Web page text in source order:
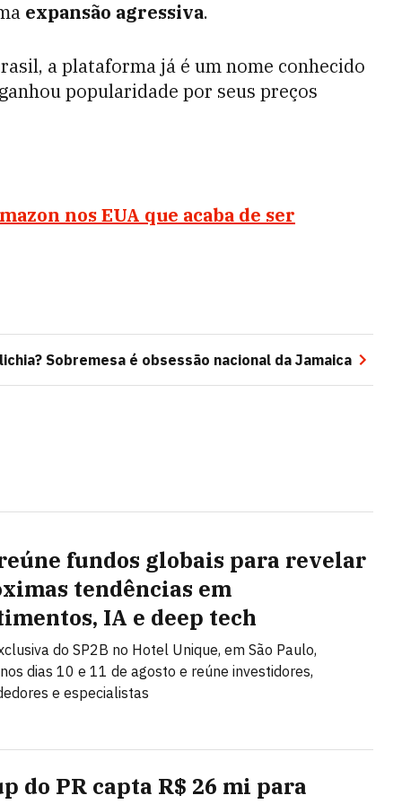
expansão agressiva.
a plataforma já é um nome conhecido
popularidade por seus preços
nos EUA que acaba de ser
Sobremesa é obsessão nacional da Jamaica
fundos globais para revelar
tendências em
IA e deep tech
do SP2B no Hotel Unique, em São Paulo,
dias 10 e 11 de agosto e reúne investidores,
e especialistas
do PR capta R$ 26 mi para